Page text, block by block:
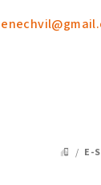
DOMŮ
/ E-